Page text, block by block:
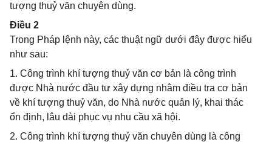
tượng thuỷ văn chuyên dùng.
Điều 2
Trong Pháp lệnh này, các thuật ngữ dưới đây được hiểu
như sau:
1. Công trình khí tượng thuỷ văn cơ bản là công trình
được Nhà nước đầu tư xây dựng nhằm điều tra cơ bản
về khí tượng thuỷ văn, do Nhà nước quản lý, khai thác
ổn định, lâu dài phục vụ nhu cầu xã hội.
2. Công trình khí tượng thuỷ văn chuyên dùng là công